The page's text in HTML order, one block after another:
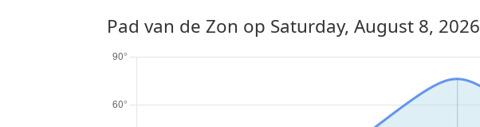
Pad van de Zon op Saturday, August 8, 2026